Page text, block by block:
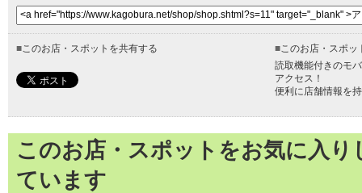
■ このお店・スポットを共有する ■ このお店・スポ
読取機能付きのモ
アクセス！
便利に店舗情報を
このお店・スポットをお気に入
ています